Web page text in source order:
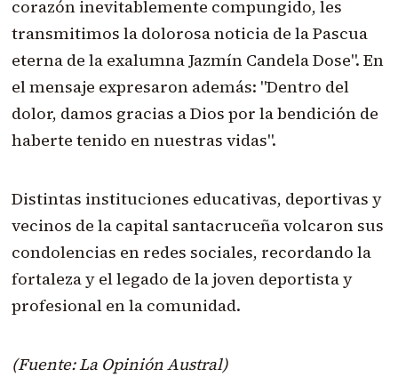
corazón inevitablemente compungido, les
transmitimos la dolorosa noticia de la Pascua
eterna de la exalumna Jazmín Candela Dose". En
el mensaje expresaron además: "Dentro del
dolor, damos gracias a Dios por la bendición de
haberte tenido en nuestras vidas".
Distintas instituciones educativas, deportivas y
vecinos de la capital santacruceña volcaron sus
condolencias en redes sociales, recordando la
fortaleza y el legado de la joven deportista y
profesional en la comunidad.
(Fuente: La Opinión Austral)